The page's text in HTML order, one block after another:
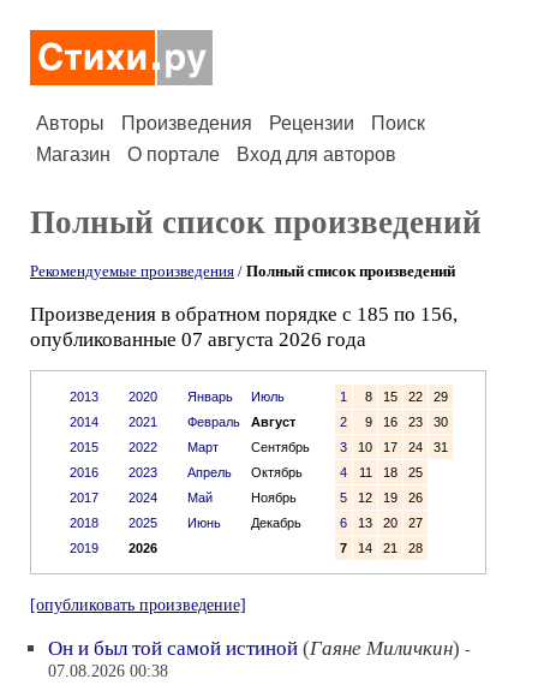
Авторы Произведения Рецензии
Поиск
Магазин
О портале Вход для авторов
Полный список произведений
Рекомендуемые произведения / Полный список произведений
Произведения в обратном порядке с 185 по 156,
опубликованные 07 августа 2026 года
2013
2014
2015
2016
2017
2018
2019
2020
2021
2022
2023
2024
2025
2026
Январь
Июль
Февраль
Август
Март
Сентябрь
Апрель
Октябрь
Май
Ноябрь
Июнь
Декабрь
1 8 15 22
29
2
9 16 23
30
3
10 17 24
31
4
11 18
25
5
12 19
26
6
13 20
27
7
14 21 28
[опубликовать произведение]
Он и был той самой истиной (Гаяне Миличкин) -
07.08.2026 00:38